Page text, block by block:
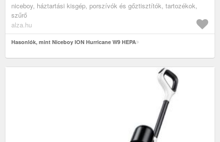
niceboy, háztartási kisgép, porszívók és gőztisztítók, tartozékok,
szűrő
alza.hu
Hasonlók, mint Niceboy ION Hurricane W9 HEPA